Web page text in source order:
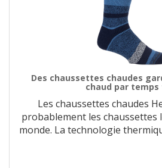
Des chaussettes chaudes
chaud par temps
Les chaussettes chaudes
probablement les chaussettes
monde. La technologie